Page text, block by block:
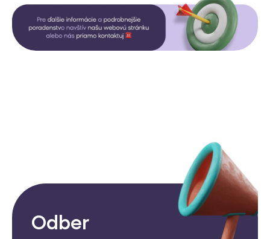
Odber